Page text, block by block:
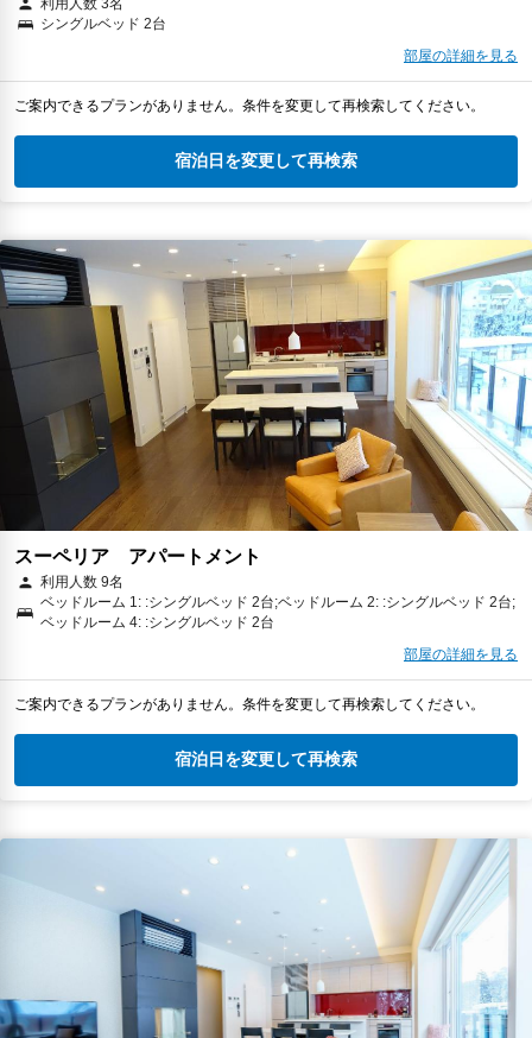
利用人数 3名
シングルベッド 2台
部屋の詳細を見る
ご案内できるプランがありません。条件を変更して再検索してください。
宿泊日を変更して再検索
スーペリア アパートメント
利用人数 9名
ベッドルーム 1: :シングルベッド 2台;ベッドルーム 2: :シングルベッド 2台;
ベッドルーム 4: :シングルベッド 2台
部屋の詳細を見る
ご案内できるプランがありません。条件を変更して再検索してください。
宿泊日を変更して再検索